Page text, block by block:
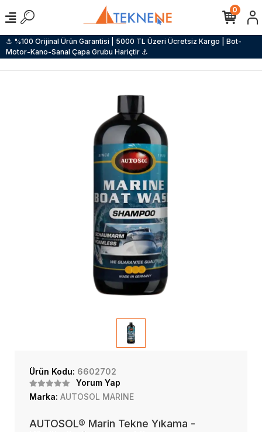
⚓ %100 Orijinal Ürün Garantisi | 5000 TL Üzeri Ücretsiz Kargo | Bot-
Motor-Kano-Sanal Çapa Grubu Hariçtir ⚓
0
Ürün Kodu: 6602702
Yorum Yap
Marka: AUTOSOL MARINE
AUTOSOL® Marin Tekne Yıkama -